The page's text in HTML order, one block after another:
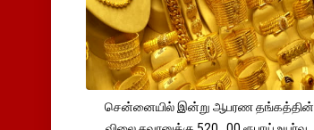
சென்னையில் இன்று ஆபரண தங்கத்தின்